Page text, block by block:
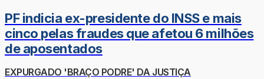
PF indicia ex-presidente do INSS e mais
cinco pelas fraudes que afetou 6 milhões
de aposentados
EXPURGADO 'BRAÇO PODRE' DA JUSTIÇA